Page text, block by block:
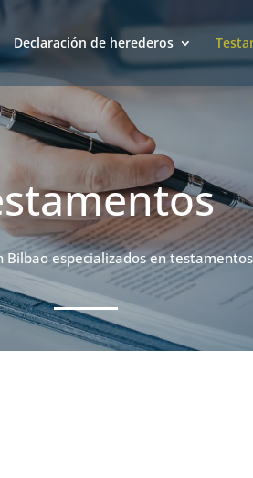
Declaración de herederos
Bilbao especializados en testamentos